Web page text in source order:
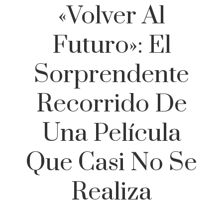
«Volver Al
Futuro»: El
Sorprendente
Recorrido De
Una Película
Que Casi No Se
Realiza